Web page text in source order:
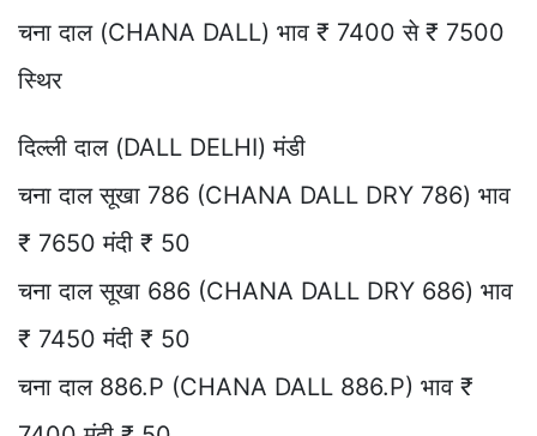
चना दाल (CHANA DALL) भाव ₹ 7400 से ₹ 7500
स्थिर
दिल्ली दाल (DALL DELHI) मंडी
चना दाल सूखा 786 (CHANA DALL DRY 786) भाव
₹ 7650 मंदी ₹ 50
चना दाल सूखा 686 (CHANA DALL DRY 686) भाव
₹ 7450 मंदी ₹ 50
चना दाल 886.P (CHANA DALL 886.P) भाव ₹